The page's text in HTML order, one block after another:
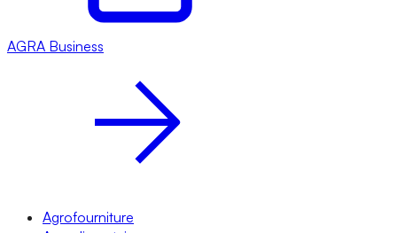
AGRA Business
Agrofourniture